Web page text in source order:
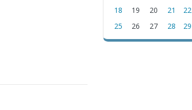
18
19 20 21 22
25
26 27 28 29